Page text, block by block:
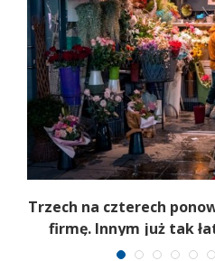
Trzech na czterech
firmę. Innym już tak